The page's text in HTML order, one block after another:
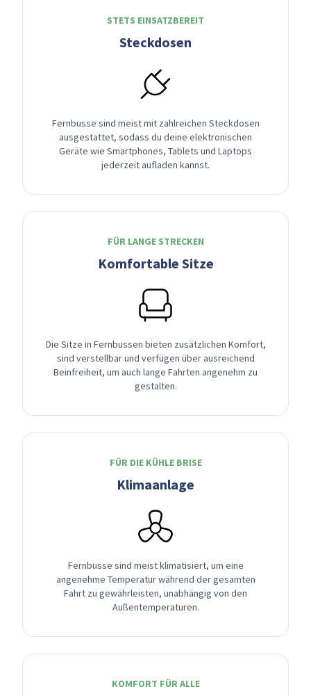
STETS EINSATZBEREIT
Steckdosen
Fernbusse sind meist mit zahlreichen Steckdosen
ausgestattet, sodass du deine elektronischen
Geräte wie Smartphones, Tablets und Laptops
jederzeit aufladen kannst.
FÜR LANGE STRECKEN
Komfortable Sitze
Die Sitze in Fernbussen bieten zusätzlichen Komfort,
sind verstellbar und verfügen über ausreichend
Beinfreiheit, um auch lange Fahrten angenehm zu
gestalten.
FÜR DIE KÜHLE BRISE
Klimaanlage
Fernbusse sind meist klimatisiert, um eine
angenehme Temperatur während der gesamten
Fahrt zu gewährleisten, unabhängig von den
Außentemperaturen.
KOMFORT FÜR ALLE